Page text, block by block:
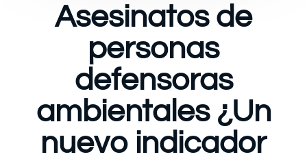
Asesinatos de
personas
defensoras
ambientales ¿Un
nuevo indicador